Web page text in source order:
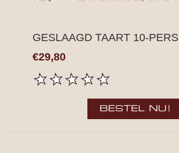
GESLAAGD TAART 10-PERS
€29,80